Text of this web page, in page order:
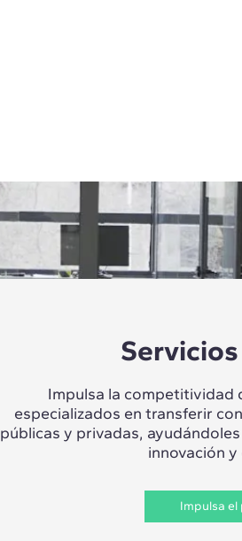
Impulsa la competitividad
especializados en transferir
públicas y privadas,
innovación
Impulsa el